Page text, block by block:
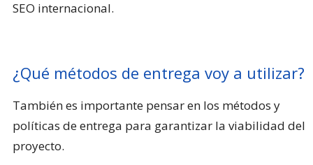
SEO internacional.
¿Qué métodos de entrega voy a utilizar?
También es importante pensar en los métodos y
políticas de entrega para garantizar la viabilidad del
proyecto.